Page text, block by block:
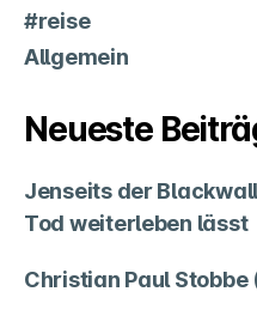
#reise
Allgemein
Neueste
Jenseits der
Tod weiterleben lässt
Christian Paul Stobbe